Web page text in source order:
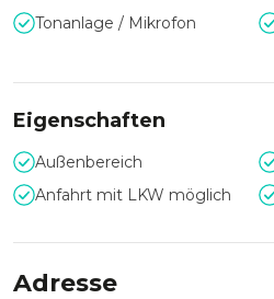
Tonanlage / Mikrofon
Eigenschaften
Außenbereich
Anfahrt mit LKW möglich
Adresse